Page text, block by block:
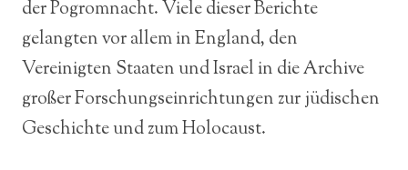
der Pogromnacht. Viele dieser Berichte
gelangten vor allem in England, den
Vereinigten Staaten und Israel in die Archive
großer Forschungseinrichtungen zur jüdischen
Geschichte und zum Holocaust.